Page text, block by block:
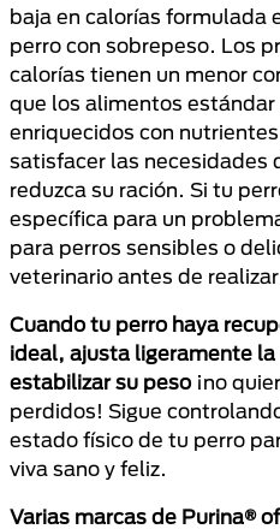
baja en calorías formulada
perro con sobrepeso. Los
calorías tienen un menor
que los alimentos
enriquecidos con
satisfacer las necesidades
reduzca su ración. Si tu
específica para un
para perros sensibles o
veterinario antes de
Cuando tu perro haya
ideal, ajusta ligeramente
estabilizar su peso ¡no
perdidos! Sigue
estado físico de tu perro
viva sano y feliz.
Varias marcas de Purina®